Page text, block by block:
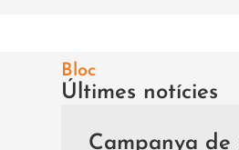
Bloc
Últimes notícies
Campanya de